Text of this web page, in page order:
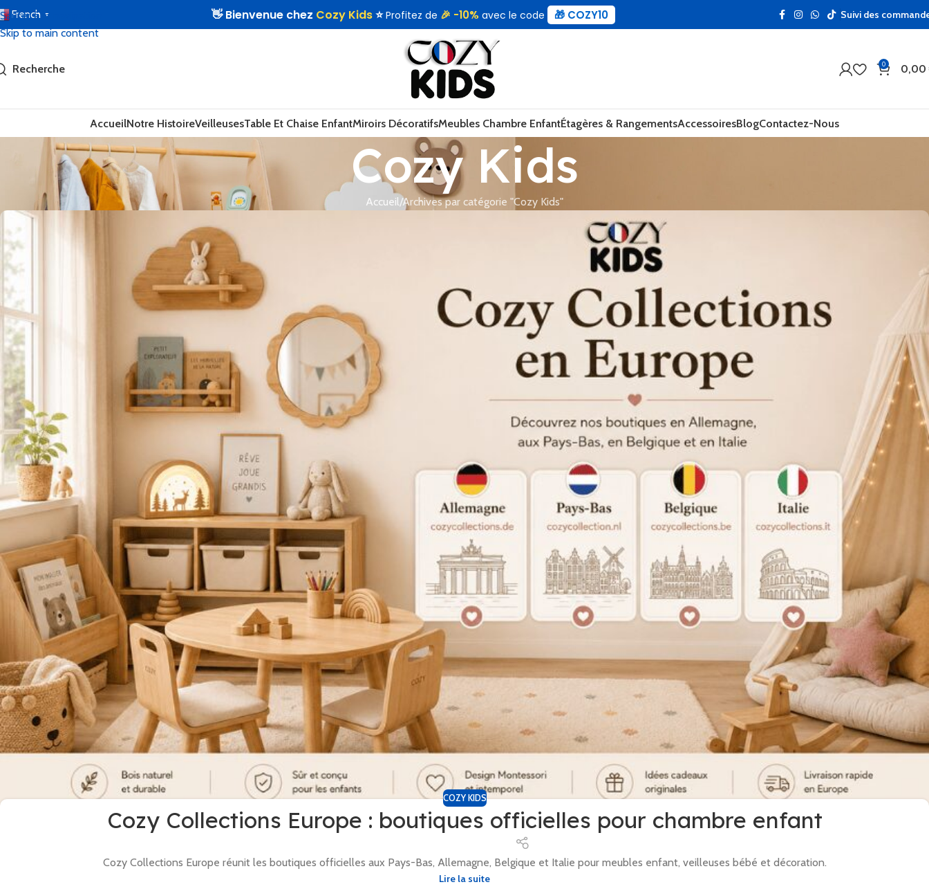
Sauter à la navigation
Skip to main content
French ▼ 👋 Bienvenue chez Cozy Kids⭐Profitez de 🎉 -10% avec le code 🎁 COZY10 Suivi des
Recherche 0 0,00
AccueilNotre HistoireVeilleusesTable Et Chaise EnfantMiroirs DécoratifsMeubles Chambre EnfantÉtagères & RangementsAccessoiresBlogContactez-Nous
Cozy Kids
Accueil Archives par catégorie "Cozy Kids"
COZY KIDS
Cozy Collections Europe : boutiques officielles pour chambre enfant
Cozy Collections Europe réunit les boutiques officielles aux Pays-Bas, Allemagne, Belgique et Italie pour meubles enfant, veilleuses bébé et décoration.
Lire la suite